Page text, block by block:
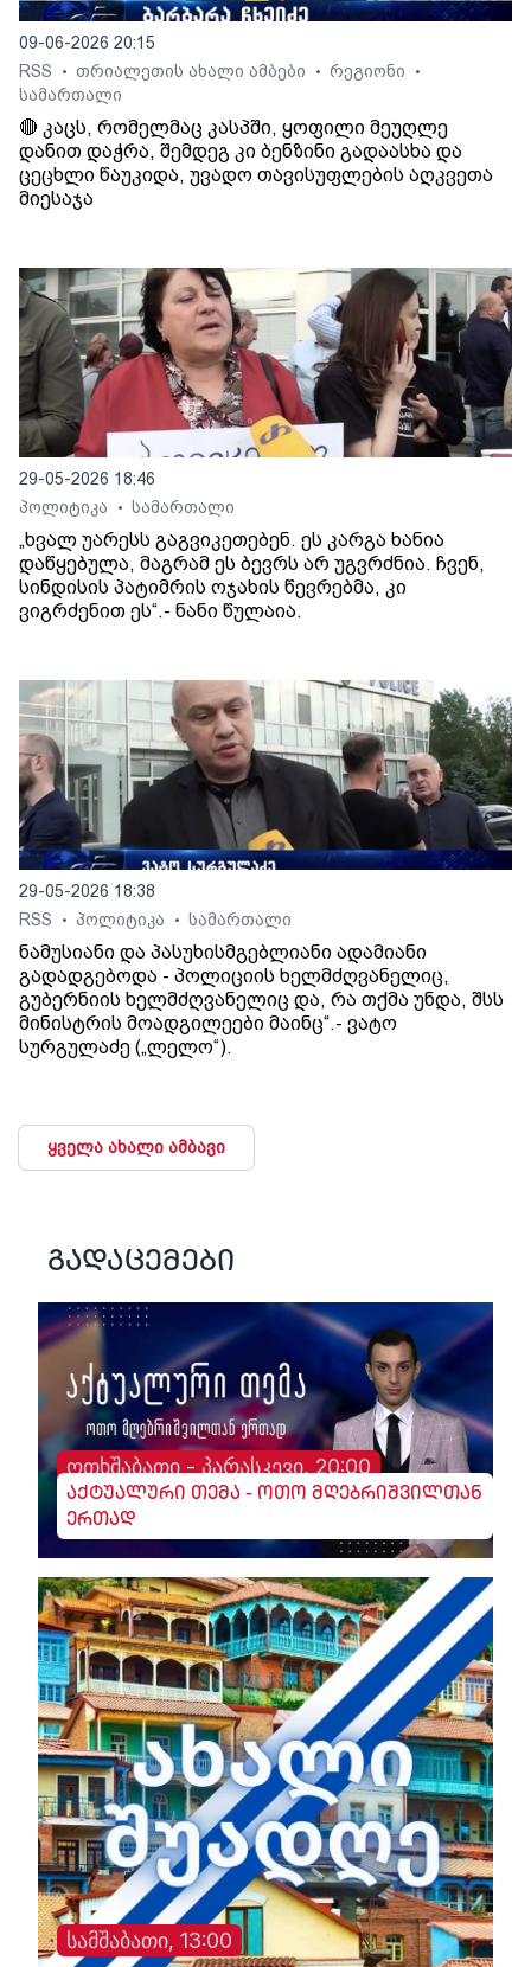
09-06-2026 20:15
RSS
• თრიალეთის ახალი ამბები • რეგიონი •
სამართალი
🔴 კაცს, რომელმაც კასპში, ყოფილი მეუღლე
დანით დაჭრა, შემდეგ კი ბენზინი გადაასხა და
ცეცხლი წაუკიდა, უვადო თავისუფლების აღკვეთა
მიესაჯა
29-05-2026 18:46
პოლიტიკა
• სამართალი
„ხვალ უარესს გაგვიკეთებენ. ეს კარგა ხანია
დაწყებულა, მაგრამ ეს ბევრს არ უგვრძნია. ჩვენ,
სინდისის პატიმრის ოჯახის წევრებმა, კი
ვიგრძენით ეს“.- ნანი წულაია.
29-05-2026 18:38
RSS
• პოლიტიკა • სამართალი
ნამუსიანი და პასუხისმგებლიანი ადამიანი
გადადგებოდა - პოლიციის ხელმძღვანელიც,
გუბერნიის ხელმძღვანელიც და, რა თქმა უნდა, შსს
მინისტრის მოადგილეები მაინც“.- ვატო
სურგულაძე („ლელო“).
ყველა ახალი ამბავი
გადაცემები
ოთხშაბათი - პარასკევი, 20:00
აქტუალური თემა - ოთო მღებრიშვილთან
ერთად
სამშაბათი, 13:00